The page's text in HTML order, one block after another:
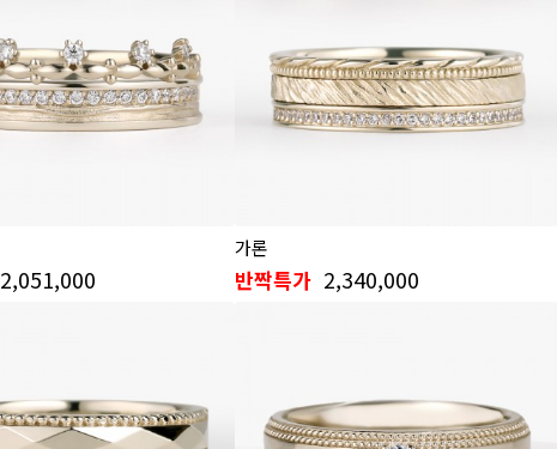
2,051,000
가론
반짝특가 2,340,000